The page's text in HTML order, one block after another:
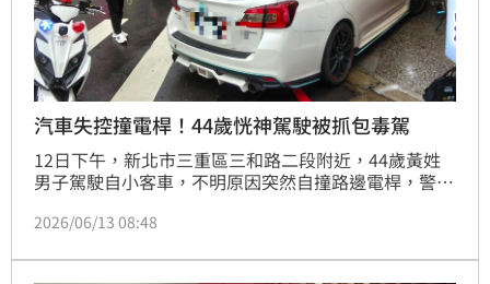
汽車失控撞電桿！44歲恍神駕駛被抓包毒駕
12日下午，新北市三重區三和路二段附近，44歲黃姓
男子駕駛自小客車，不明原因突然自撞路邊電桿，警方
惚，因此立即實施唾液篩檢，測試結果呈毒品愷他命陽
北地檢偵辦，並依規定製單舉發查扣車輛。
2026/06/13 08:48